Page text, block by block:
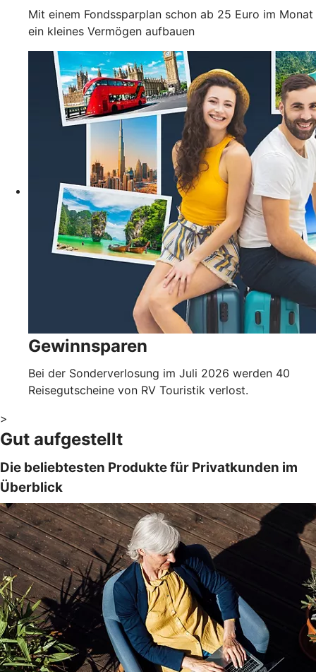
Mit einem Fondssparplan schon ab 25 Euro im Monat
ein kleines Vermögen aufbauen
Gewinnsparen
Bei der Sonderverlosung im Juli 2026 werden 40
Reisegutscheine von RV Touristik verlost.
>
Gut aufgestellt
Die beliebtesten Produkte für Privatkunden im
Überblick